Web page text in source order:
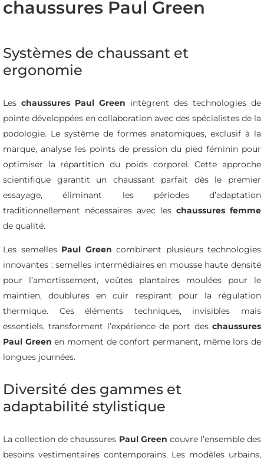
chaussures Paul Green
Systèmes de chaussant et
ergonomie
Les chaussures Paul Green intègrent des technologies de
pointe développées en collaboration avec des spécialistes de la
podologie. Le système de formes anatomiques, exclusif à la
marque, analyse les points de pression du pied féminin pour
optimiser la répartition du poids corporel. Cette approche
scientifique garantit un chaussant parfait dès le premier
essayage, éliminant les périodes d’adaptation
traditionnellement nécessaires avec les chaussures femme
de qualité.
Les semelles Paul Green combinent plusieurs technologies
innovantes : semelles intermédiaires en mousse haute densité
pour l’amortissement, voûtes plantaires moulées pour le
maintien, doublures en cuir respirant pour la régulation
thermique. Ces éléments techniques, invisibles mais
essentiels, transforment l’expérience de port des chaussures
Paul Green en moment de confort permanent, même lors de
longues journées.
Diversité des gammes et
adaptabilité stylistique
La collection de chaussures Paul Green couvre l’ensemble des
besoins vestimentaires contemporains. Les modèles urbains,